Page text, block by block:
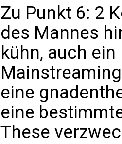
Zu Punkt 6: 2
des Mannes
kühn, auch
eine
eine
These